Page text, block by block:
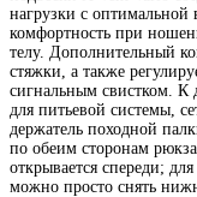
нагрузки с оптимальной
комфортность при
телу. Дополнительный
стяжки, а также
сигнальным свистком. К
для питьевой системы,
держатель походной
по обеим сторонам
открывается спереди;
можно просто снять